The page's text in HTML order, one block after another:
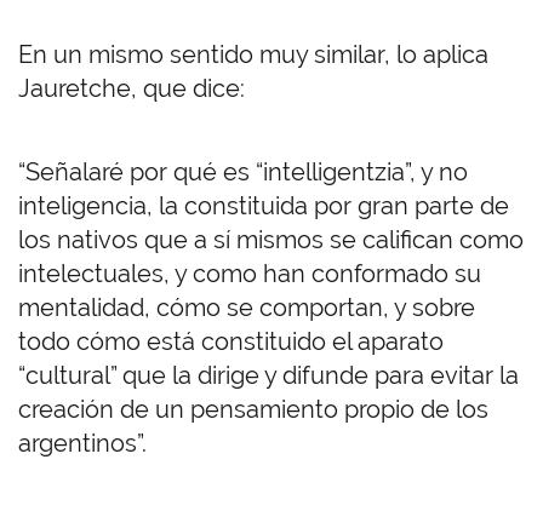
En un mismo sentido muy similar, lo aplica
Jauretche, que dice:
“Señalaré por qué es “intelligentzia”, y no
inteligencia, la constituida por gran parte de
los nativos que a sí mismos se califican como
intelectuales, y como han conformado su
mentalidad, cómo se comportan, y sobre
todo cómo está constituido el aparato
“cultural” que la dirige y difunde para evitar la
creación de un pensamiento propio de los
argentinos”.